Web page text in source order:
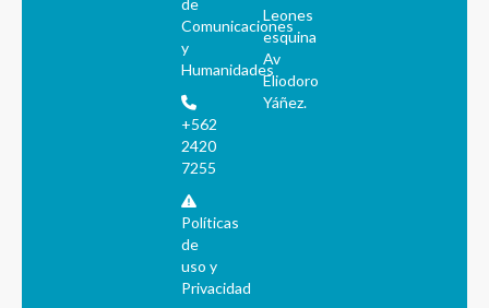
de
Comunicaciones
y
Humanidades
+562
2420
7255
Políticas
de
uso y
Privacidad
Leones
esquina
Av
Eliodoro
Yáñez.